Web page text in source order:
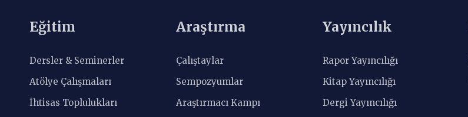
Eğitim
Dersler & Seminerler
Atölye Çalışmaları
İhtisas Toplulukları
Araştırma
Çalıştaylar
Sempozyumlar
Araştırmacı Kampı
Yayıncılık
Rapor Yayıncılığı
Kitap Yayıncılığı
Dergi Yayıncılığı